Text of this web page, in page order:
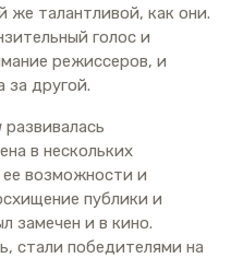
же талантливой, как они.
голос и
режиссеров, и
за другой.
развивалась
в нескольких
ее возможности и
публики и
замечен и в кино.
стали победителями на